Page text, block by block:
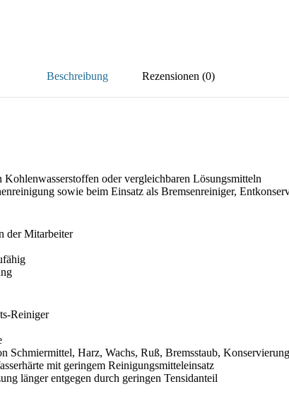
Beschreibung Rezensionen (0)
oder vergleichbaren Lösungsmitteln
sowie beim Einsatz als Bremsenreiniger,
der Mitarbeiter
Reiniger
Harz, Wachs, Ruß, Bremsstaub,
mit geringem Reinigungsmitteleinsatz
länger entgegen durch geringen Tensidanteil